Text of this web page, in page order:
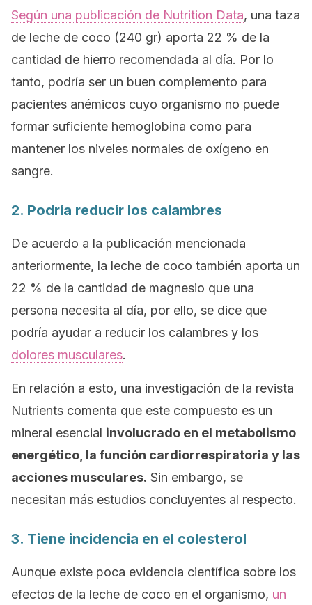
Según una publicación de Nutrition Data, una taza
de leche de coco (240 gr) aporta 22 % de la
cantidad de hierro recomendada al día. Por lo
tanto, podría ser un buen complemento para
pacientes anémicos cuyo organismo no puede
formar suficiente hemoglobina como para
mantener los niveles normales de oxígeno en
sangre.
2. Podría reducir los calambres
De acuerdo a la publicación mencionada
anteriormente, la leche de coco también aporta un
22 % de la cantidad de magnesio que una
persona necesita al día, por ello, se dice que
podría ayudar a reducir los calambres y los
dolores musculares.
En relación a esto, una investigación de la revista
Nutrients comenta que este compuesto es un
mineral esencial involucrado en el metabolismo
energético, la función cardiorrespiratoria y las
acciones musculares. Sin embargo, se
necesitan más estudios concluyentes al respecto.
3. Tiene incidencia en el colesterol
Aunque existe poca evidencia científica sobre los
efectos de la leche de coco en el organismo, un